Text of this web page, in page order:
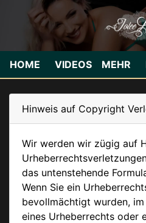
HOME VIDEOS MEHR
Hinweis auf Copyright
Wir werden wir zügig auf
das untenstehende
Wenn Sie ein
bevollmächtigt wurden,
eines Urheberrechts oder